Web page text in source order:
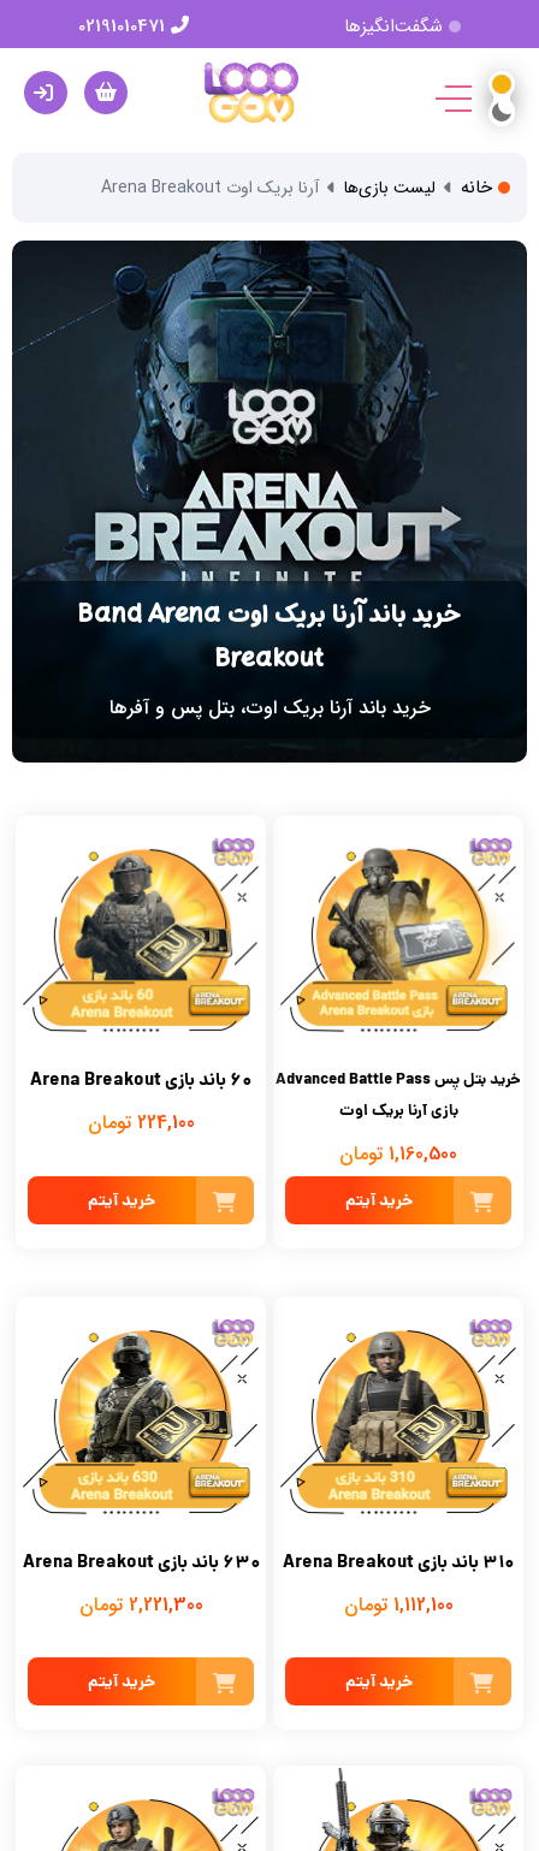
شگفت‌انگیزها
خانه لیست بازی‌ها آرنا بریک اوت Arena Breakout
خرید باند آرنا بریک اوت Band Arena
Breakout
خرید باند آرنا بریک اوت، بتل پس و آفرها
خرید بتل پس Advanced Battle Pass
بازی آرنا بریک اوت
1,160,500 تومان
خرید آیتم
60 باند بازی Arena Breakout
224,100 تومان
خرید آیتم
310 باند بازی Arena Breakout
1,112,100 تومان
خرید آیتم
630 باند بازی Arena Breakout
2,221,300 تومان
خرید آیتم